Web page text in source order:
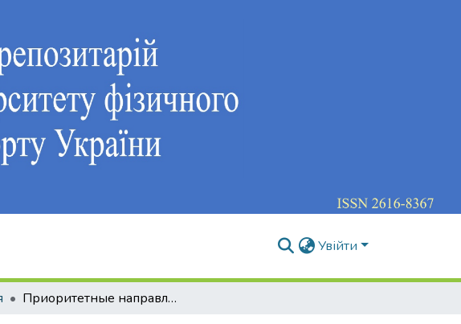
Увійти
Приоритетные направления усовершенствования деятельности системы спорта для всех на местном уровне